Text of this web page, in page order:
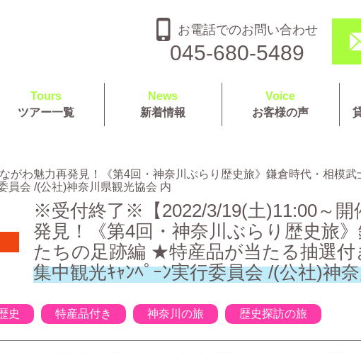
お電話でのお問い合わせ
045-680-5489
Tours
ツアー一覧
News
新着情報
Voice
お客様の声
わ魅力再発見！《第4回・神奈川ぶらり歴史旅》鎌倉時代・相模
員会 /(公社)神奈川県観光協会 内
※受付終了※【2022/3/19(土)11:00～開
発見！《第4回・神奈川ぶらり歴史旅
たちの足跡編 ★特産品が当たる抽選付
集中観光ｷｬﾝﾍﾟｰﾝ実行委員会 /(公社)神
史 特産品付き 神奈川の旅 歴史探訪の旅